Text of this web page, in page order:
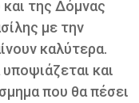
της Δόμνας
με την
καλύτερα.
και
που θα πέσει